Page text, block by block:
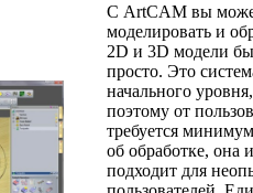
С ArtCAM вы
моделировать и
2D и 3D модели
просто. Это
начального
поэтому от
требуется
об обработке, она
подходит для